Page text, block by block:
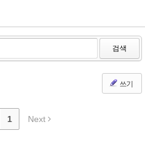
검색
쓰기
1 Next